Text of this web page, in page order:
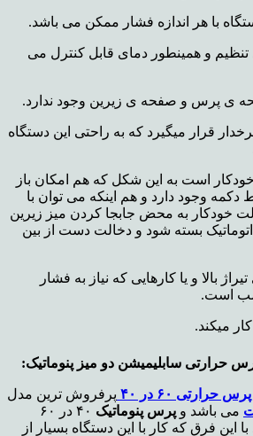
با هر اندازه فشار ممکن می باشد.
تنظیم و همینطور دمای قابل کنترل می
ی پرس و صفحه ی زیرین وجود ندارد.
قرار میگیرد که به راحتی این دستگاه
خودکار است به این شکل که هم امکان باز
وجود دارد و هم اینکه می توان با
خودکار به محض جابجا کردن میز زیرین
بسته شود و دخالت دست از بین
بالا و یا کارهایی که نیاز به فشار
است.
میکند.
حرارتی سابلیمیشن دو میز پنوماتیک:
پرس حرارتی ۶۰ در ۴۰
پرفروش ترین مدل
می باشد و پرس پنوماتیک
۴۰ در ۶۰
این فرق که کار با این دستگاه بسیار از